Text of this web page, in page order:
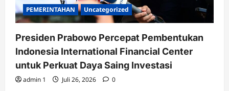
PEMERINTAHAN Uncategorized
Presiden Prabowo Percepat Pembentukan
Indonesia International Financial Center
untuk Perkuat Daya Saing Investasi
admin 1 Juli 26, 2026 0